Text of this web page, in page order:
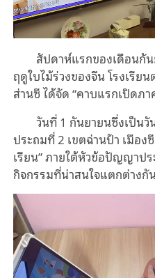
สัปดาห์แรกของเดือนกั
ฤดูใบไม้ร่วงของจีน โรงเรีย
ส่านซี ได้จัด “คาบแรกเปิดภ
วันที่ 1 กันยายนซึ่งเป็นวั
ประถมที่ 2 เขตฉ่านป้า เมือง
เรียน” ภายใต้หัวข้อปัญญาป
กิจกรรมที่น่าสนใจแตกต่าง